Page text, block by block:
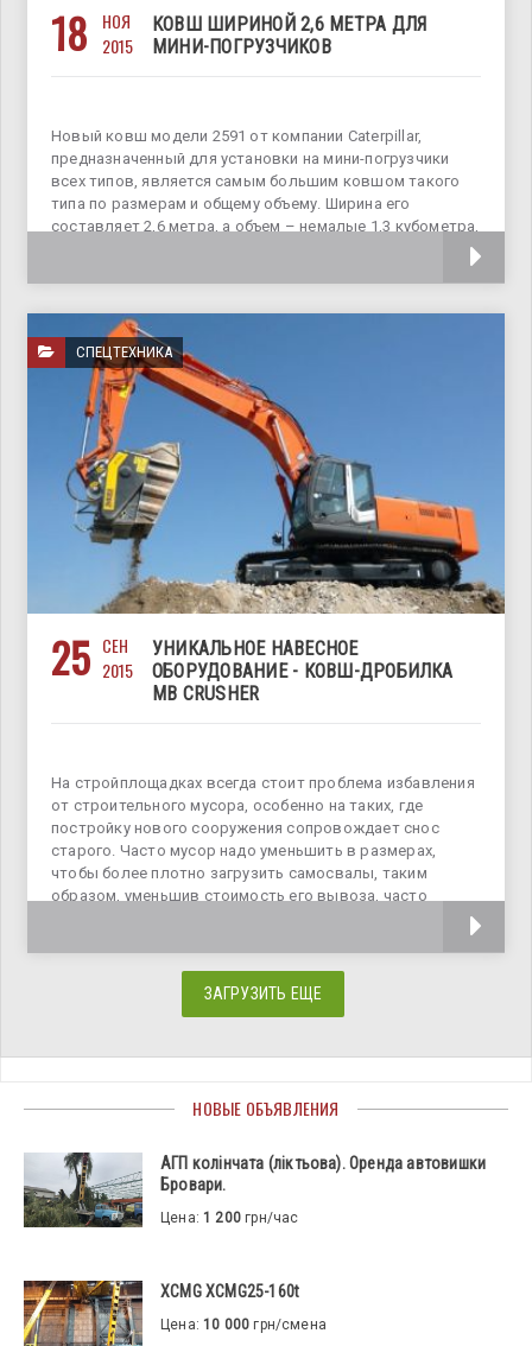
18
НОЯ
2015
КОВШ ШИРИНОЙ 2,6 МЕТРА ДЛЯ
МИНИ-ПОГРУЗЧИКОВ
Новый ковш модели 2591 от компании Caterpillar,
предназначенный для установки на мини-погрузчики
всех типов, является самым большим ковшом такого
типа по размерам и общему объему. Ширина его
составляет 2,6 метра, а объем – немалые 1,3 кубометра,
СПЕЦТЕХНИКА
25 СЕН
2015
УНИКАЛЬНОЕ НАВЕСНОЕ
ОБОРУДОВАНИЕ - КОВШ-ДРОБИЛКА
MB CRUSHER
На стройплощадках всегда стоит проблема избавления
от строительного мусора, особенно на таких, где
постройку нового сооружения сопровождает снос
старого. Часто мусор надо уменьшить в размерах,
чтобы более плотно загрузить самосвалы, таким
образом, уменьшив стоимость его вывоза, часто
ЗАГРУЗИТЬ ЕЩЕ
НОВЫЕ ОБЪЯВЛЕНИЯ
АГП колінчата (ліктьова). Оренда автовишки
Бровари.
Цена:1 200 грн/час
XCMG XCMG25-160t
Цена:10 000 грн/смена